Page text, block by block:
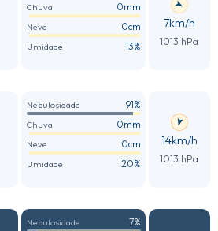
Chuva 0mm
Neve 0cm
Umidade 13%
7km/h
1013 hPa
Nebulosidade 91%
Chuva 0mm
Neve 0cm
Umidade 20%
14km/h
1013 hPa
Nebulosidade 7%